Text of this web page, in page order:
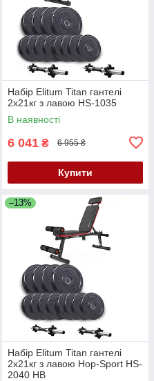
Набір Elitum Titan гантелі
2х21кг з лавою HS-1035
В наявності
6 041 ₴ 6 955 ₴
Купити
–13%
Набір Elitum Titan гантелі
2х21кг з лавою Hop-Sport HS-
2040 НВ